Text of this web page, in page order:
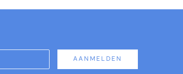
AANMELDEN